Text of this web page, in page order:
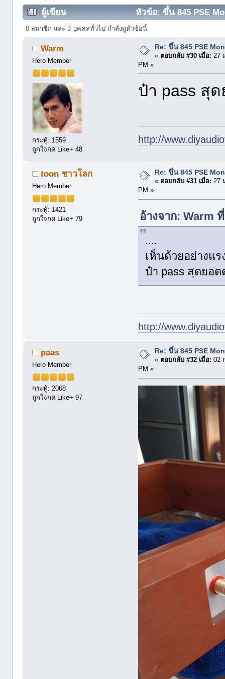
ผู้เขียน หัวข้อ: ขึ้น 845 PSE
0 สมาชิก และ 3 บุคคลทั่วไป กำลังดูหัวข้อนี้
Warm
Hero Member
กระทู้: 1559
ถูกใจกด Like+ 48
Re: ขึ้น 845 PSE
« ตอบกลับ #30 เมื่อ: 27
PM »
ป๋า pass สุ
http://
toon ชาวโลก
Hero Member
กระทู้: 1421
ถูกใจกด Like+ 79
Re: ขึ้น 845 PSE
« ตอบกลับ #31 เมื่อ: 27
PM »
อ้างจาก: Warm
....
เห็นด้วยอย่างแร
ป๋า pass สุดยอ
http://
paas
Hero Member
กระทู้: 2068
ถูกใจกด Like+ 97
Re: ขึ้น 845 PSE
« ตอบกลับ #32 เมื่อ: 02
PM »